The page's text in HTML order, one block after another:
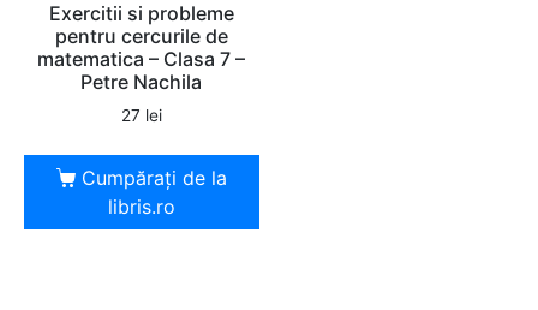
Exercitii si probleme
pentru cercurile de
matematica – Clasa 7 –
Petre Nachila
27 lei
Cumpărați de la
libris.ro